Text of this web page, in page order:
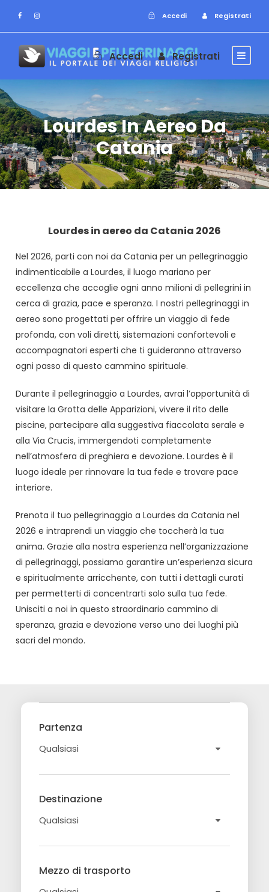
Accedi Registrati
Accedi Registrati
Lourdes In Aereo Da
Catania
Lourdes in aereo da Catania 2026
Nel 2026, parti con noi da Catania per un pellegrinaggio
indimenticabile a Lourdes, il luogo mariano per
eccellenza che accoglie ogni anno milioni di pellegrini in
cerca di grazia, pace e speranza. I nostri pellegrinaggi in
aereo sono progettati per offrire un viaggio di fede
profonda, con voli diretti, sistemazioni confortevoli e
accompagnatori esperti che ti guideranno attraverso
ogni passo di questo cammino spirituale.
Durante il pellegrinaggio a Lourdes, avrai l’opportunità di
visitare la Grotta delle Apparizioni, vivere il rito delle
piscine, partecipare alla suggestiva fiaccolata serale e
alla Via Crucis, immergendoti completamente
nell’atmosfera di preghiera e devozione. Lourdes è il
luogo ideale per rinnovare la tua fede e trovare pace
interiore.
Prenota il tuo pellegrinaggio a Lourdes da Catania nel
2026 e intraprendi un viaggio che toccherà la tua
anima. Grazie alla nostra esperienza nell’organizzazione
di pellegrinaggi, possiamo garantire un’esperienza sicura
e spiritualmente arricchente, con tutti i dettagli curati
per permetterti di concentrarti solo sulla tua fede.
Unisciti a noi in questo straordinario cammino di
speranza, grazia e devozione verso uno dei luoghi più
sacri del mondo.
Partenza
Destinazione
Mezzo di trasporto